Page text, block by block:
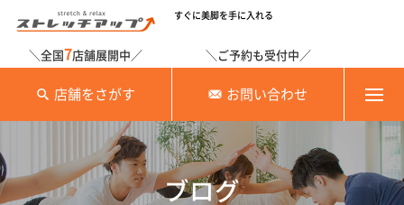
すぐに美脚を手に入れる
＼全国7店舗展開中／
店舗をさがす
＼ご予約も受付中／
お問い合わせ
ブログ